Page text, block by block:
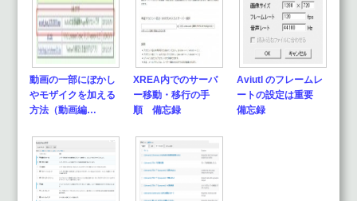
動画の一部にぼかし
やモザイクを加える
方法（動画編…
XREA内でのサーバ
ー移動・移行の手
順 備忘録
Aviutl のフレームレ
ートの設定は重要
備忘録